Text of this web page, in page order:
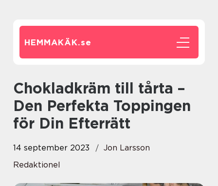
HEMMAKÄK.se
Chokladkräm till tårta –
Den Perfekta Toppingen
för Din Efterrätt
14 september 2023
Jon Larsson
Redaktionel